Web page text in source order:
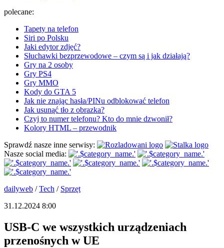
polecane:
Tapety na telefon
Siri po Polsku
Jaki edytor zdjęć?
Słuchawki bezprzewodowe – czym są i jak działają?
Gry na 2 osoby
Gry PS4
Gry MMO
Kody do GTA 5
Jak nie znając hasła/PINu odblokować telefon
Jak usunąć tło z obrazka?
Czyj to numer telefonu? Kto do mnie dzwonił?
Kolory HTML – przewodnik
Sprawdź nasze inne serwisy:
Nasze social media:
dailyweb /Tech / Sprzęt
31.12.2024 8:00
USB-C we wszystkich urządzeniach
przenośnych w UE